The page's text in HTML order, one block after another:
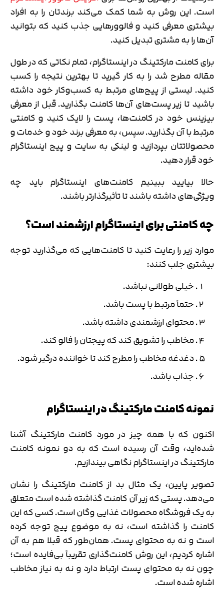
است. این روش به شما کمک می‌کند برندتان را به افراد
بیشتری معرفی کنید و فالوورهایی جذب کنید که بتوانید
آن‌ها را به مشتری تبدیل کنید.
برای کامنت مارکتینگ در اینستاگرام، تمام نکاتی که در طول
مقاله مطرح شد را به کار گیرید تا بهترین نتیجه را کسب
کنید. لیستی از پیج‌های مرتبط به کسب‌وکار خود داشته
باشید تا زیر پست‌های آن‌ها کامنت بگذارید. قبل از معرفی
بیزینس خود در کامنت‌ها، پست را لایک کنید و کامنتی
مرتبط با آن بگذارید. سپس، به معرفی برند خود و خدمات و
محصولاتتان بپردازید و لینکی به سایت و پیج اینستاگرام
خود قرار دهید.
حالا بیایید ببینیم کامنت‌های اینستاگرام باید چه
ویژگی‌های داشته باشند تا تأثیرگذارتر باشند.
چه کامنتی برای اینستاگرام ارزشمند است؟
موارد زیر را رعایت کنید تا کامنت‌هایی که می‌گذارید توجه
بیشتری جلب کنند:
خیلی طولانی نباشد.
حتماً مرتبط با پست باشد.
محتوای ارزشمندی داشته باشد.
مخاطب را تشویق کند که پیجتان را فالو کند.
دغدغه مخاطب را مطرح کند تا خواننده درگیر شود.
جذاب باشد.
نمونه کامنت مارکتینگ در اینستاگرام
اکنون که با همه چیز در مورد کامنت مارکتینگ آشنا
شده‌اید،‌ وقت آن رسیده است که به دو نمونه کامنت
مارکتینگ در اینستاگرام نگاهی بیندازیم.
تصویر پایین، یک مثال بد از کامنت مارکتینگ را نشان
می‌دهد. پستی که زیر آن کامنت گذاشته شده است متعلق
به یک فروشگاه محصولات غذایی وگان است. کسی که این
کامنت را گذاشته است، نه به موضوع پیج توجه کرده
است و نه به محتوای پست. همان‌طور که قبلا هم به آن
اشاره کردیم، این روش کامنت‌گذاری تقریباً بی‌فایده است؛
چون نه به محتوای پست ارتباط دارد و نه به نیاز مخاطب
اشاره شده است.